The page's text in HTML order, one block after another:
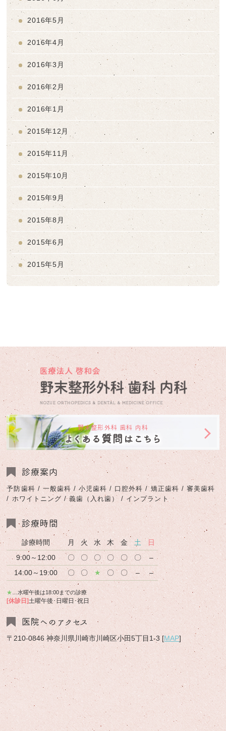
2016年5月
2016年4月
2016年3月
2016年2月
2016年1月
2015年12月
2015年11月
2015年10月
2015年9月
2015年8月
2015年6月
2015年5月
野末整形外科 歯科 内科
よくある質問はこちら
診療案内
予防歯科 / 一般歯科 / 小児歯科 / 口腔外科 / 矯正歯科 / 審美歯科
/ ホワイトニング / 義歯（入れ歯） / インプラント
診療時間
診療時間 月 火 水 木 金 土
日
9:00～12:00
〇 〇 〇 〇 〇 〇
–
14:00～19:00
〇 〇 ★ 〇 〇 – –
★ …水曜午後は18:00までの診療
[休診日]土曜午後･日曜日･祝日
医院へのアクセス
〒210-0846 神奈川県川崎市川崎区小田5丁目1-3 [MAP]